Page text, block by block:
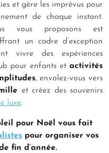
et gère les imprévus pour
de chaque instant.
vous proposons est
un cadre d’exception
vivre des expériences
pour enfants et activités
, envolez-vous vers
et créez des souvenirs
luxe.
pour Noël vous fait
pour organiser vos
fin d’année.